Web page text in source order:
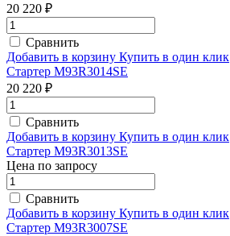
20 220 ₽
Сравнить
Добавить в корзину Купить в один клик
Стартер M93R3014SE
20 220 ₽
Сравнить
Добавить в корзину Купить в один клик
Стартер M93R3013SE
Цена по запросу
Сравнить
Добавить в корзину Купить в один клик
Стартер M93R3007SE